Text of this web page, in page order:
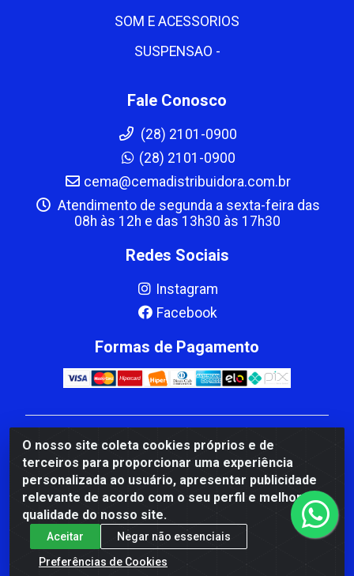
O nosso site coleta cookies próprios e de
terceiros para proporcionar uma experiência
personalizada ao usuário, apresentar publicidade
relevante de acordo com o seu perfil e melhorar a
qualidade do nosso site.
Aceitar
Negar não essenciais
Preferências de Cookies
SOM E ACESSORIOS
SUSPENSAO -
Fale Conosco
(28) 2101-0900
(28) 2101-0900
cema@cemadistribuidora.com.br
Atendimento de segunda a sexta-feira das
08h às 12h e das 13h30 às 17h30
Redes Sociais
Instagram
Facebook
Formas de Pagamento
CBP MACEDO COMERCIO PEÇAS LTDA Matriz - av
Mauro Miranda Madureira, 1249 - Coramara , Cachoeiro
de Itapemirim/ES - CEP 29.311-310 - CNPJ
00.502.680/0001-41